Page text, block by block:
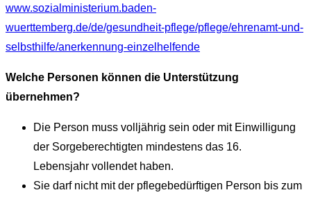
www.sozialministerium.baden-
wuerttemberg.de/de/gesundheit-pflege/pflege/ehrenamt-und-
selbsthilfe/anerkennung-einzelhelfende
Welche Personen können die Unterstützung
übernehmen?
Die Person muss volljährig sein oder mit Einwilligung
der Sorgeberechtigten mindestens das 16.
Lebensjahr vollendet haben.
Sie darf nicht mit der pflegebedürftigen Person bis zum